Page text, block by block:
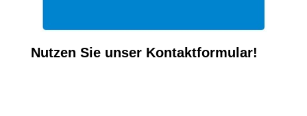
Nutzen Sie unser Kontaktformular!